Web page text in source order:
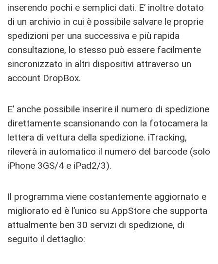
inserendo pochi e semplici dati. E’ inoltre dotato
di un archivio in cui è possibile salvare le proprie
spedizioni per una successiva e più rapida
consultazione, lo stesso può essere facilmente
sincronizzato in altri dispositivi attraverso un
account DropBox.
E’ anche possibile inserire il numero di spedizione
direttamente scansionando con la fotocamera la
lettera di vettura della spedizione. iTracking,
rileverà in automatico il numero del barcode (solo
iPhone 3GS/4 e iPad2/3).
Il programma viene costantemente aggiornato e
migliorato ed è l’unico su AppStore che supporta
attualmente ben 30 servizi di spedizione, di
seguito il dettaglio: